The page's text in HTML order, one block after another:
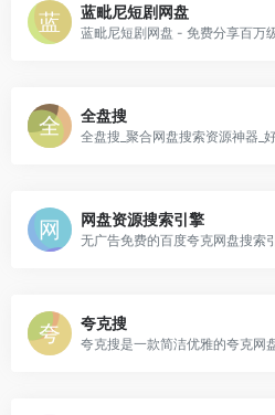
蓝毗尼短剧网盘
全盘搜
全盘搜_聚合网盘搜索资源神器_
网盘资源搜索引擎
无广告免费的百度夸克网盘搜索引
夸克搜
夸克搜是一款简洁优雅的夸克网